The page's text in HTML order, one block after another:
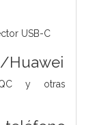
USB-C
Huawei
QC y otras